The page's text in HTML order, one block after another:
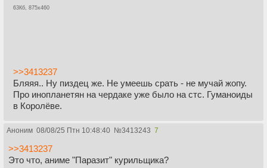
63Кб, 875x460
>>3413237
Бляяя.. Ну пиздец же. Не умеешь срать - не мучай жопу.
Про инопланетян на чердаке уже было на стс. Гуманоиды
в Королёве.
Аноним 08/08/25 Птн 10:48:40 №3413243 7
>>3413237
Это что, аниме "Паразит" курильщика?